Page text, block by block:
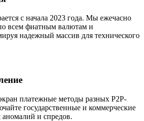
с начала 2023 года. Мы ежечасно
всем фиатным валютам и
надежный массив для технического
платежные методы разных P2P-
государственные и коммерческие
и спредов.